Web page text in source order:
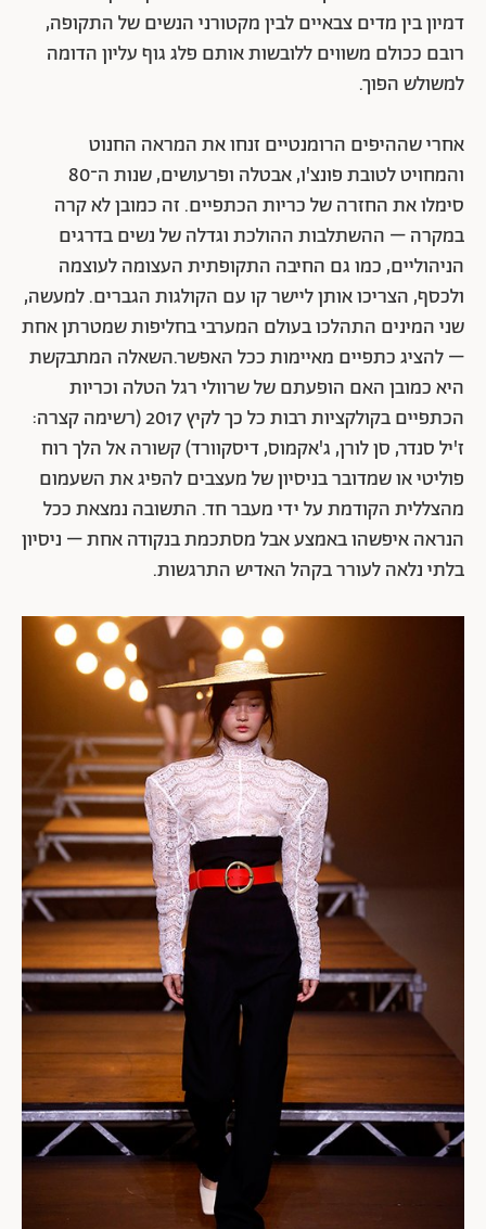
דמיון בין מדים צבאיים לבין מקטורני הנשים של התקופה,
רובם ככולם משווים ללובשות אותם פלג גוף עליון הדומה
למשולש הפוך.
אחרי שההיפים הרומנטיים זנחו את המראה החנוט
והמחויט לטובת פונצ'ו, אבטלה ופרעושים, שנות ה־80
סימלו את החזרה של כריות הכתפיים. זה כמובן לא קרה
במקרה – ההשתלבות ההולכת וגדלה של נשים בדרגים
הניהוליים, כמו גם החיבה התקופתית העצומה לעוצמה
ולכסף, הצריכו אותן ליישר קו עם הקולגות הגברים. למעשה,
שני המינים התהלכו בעולם המערבי בחליפות שמטרתן אחת
– להציג כתפיים מאיימות ככל האפשר.השאלה המתבקשת
היא כמובן האם הופעתם של שרוולי רגל הטלה וכריות
הכתפיים בקולקציות רבות כל כך לקיץ 2017 (רשימה קצרה:
ז'יל סנדר, סן לורן, ג'אקמוס, דיסקוורד) קשורה אל הלך רוח
פוליטי או שמדובר בניסיון של מעצבים להפיג את השעמום
מהצללית הקודמת על ידי מעבר חד. התשובה נמצאת ככל
הנראה איפשהו באמצע אבל מסתכמת בנקודה אחת – ניסיון
בלתי נלאה לעורר בקהל האדיש התרגשות.